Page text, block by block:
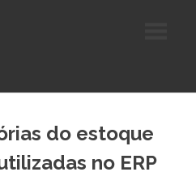
do estoque
no ERP